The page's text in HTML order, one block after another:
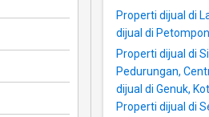
Properti dijual di
dijual di Petompon
Properti dijual di
Pedurungan,
dijual di Genuk,
Properti dijual di